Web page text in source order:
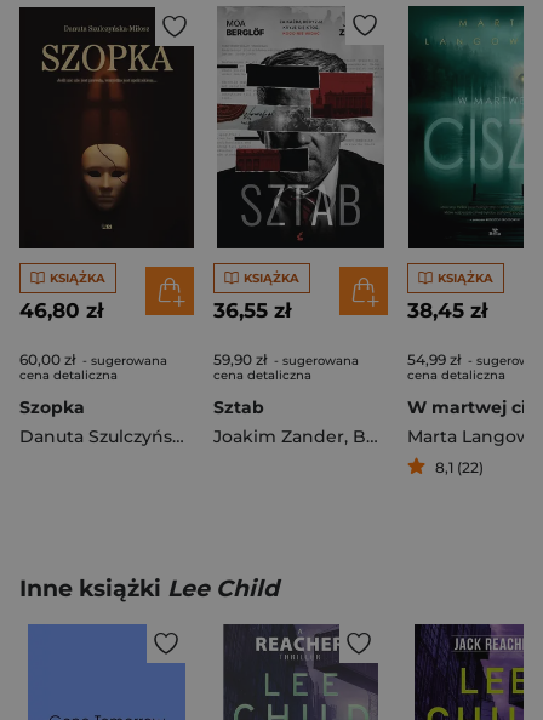
KSIĄŻKA
46,80 zł
60,00 zł - sugerowana
cena detaliczna
Szopka
Danuta Szulczyńska-Miłosz
KSIĄŻKA
36,55 zł
59,90 zł - sugerowana
cena detaliczna
Sztab
Joakim Zander, Berglof Moa
KSIĄŻKA
38,45 zł
54,99 zł -
cena detaliczna
W martwej
Marta
8,1 (22)
Inne książki Lee Child